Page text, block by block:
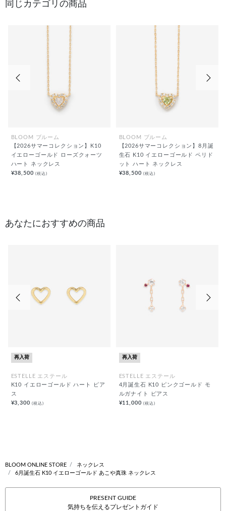
同じカテゴリの商品
BLOOM ブルーム
【2026サマーコレクション】K10
イエローゴールド ローズクォーツ
ハート ネックレス
¥38,500(税込)
BLOOM ブルーム
【2026サマーコレクション】8月誕
生石 K10 イエローゴールド ペリド
ット ハート ネックレス
¥38,500(税込)
あなたにおすすめの商品
再入荷
ESTELLE エステール
K10 イエローゴールド ハート ピア
ス
¥3,300(税込)
再入荷
ESTELLE エステール
4月誕生石 K10 ピンクゴールド モ
ルガナイト ピアス
¥11,000(税込)
前の画像
BLOOM ONLINE STORE
ネックレス
6月誕生石 K10 イエローゴールド あこや真珠 ネックレス
PRESENT GUIDE
気持ちを伝えるプレゼントガイド